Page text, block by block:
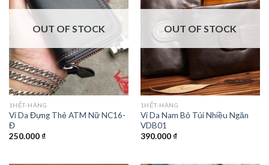
OUT OF STOCK
1HẾT-HÀNG
Ví Da Đựng Thẻ ATM Nữ NC16-
Đ
250.000₫
OUT OF STOCK
1HẾT-HÀNG
Ví Da Nam Bỏ Túi Nhiều Ngăn
VDB01
390.000₫